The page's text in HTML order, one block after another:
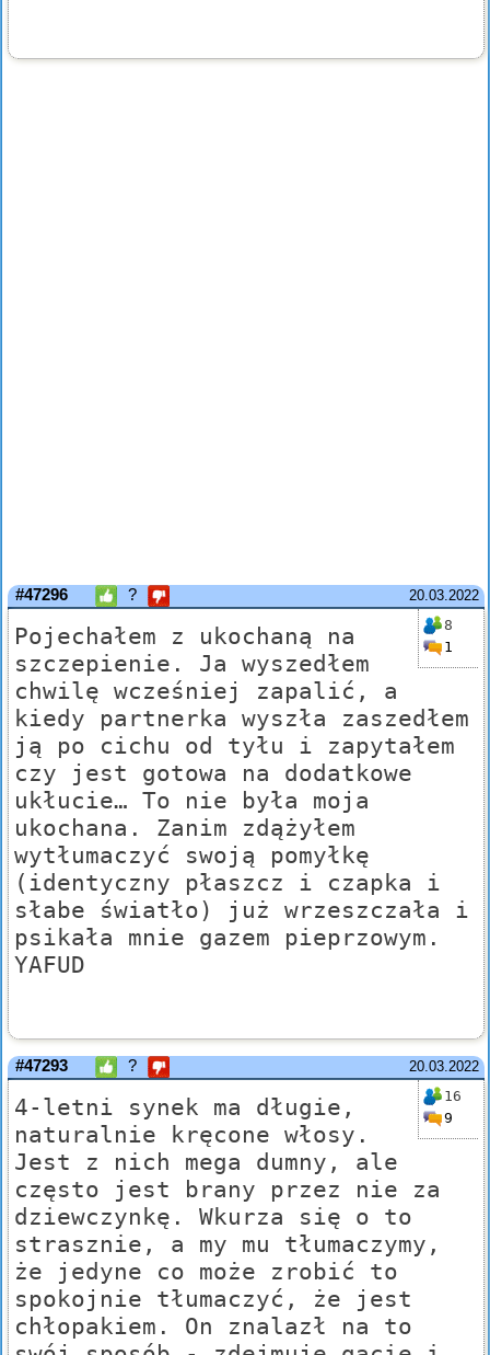
20.03.2022
#47296 ?
8
1
Pojechałem z ukochaną na
szczepienie. Ja wyszedłem
chwilę wcześniej zapalić, a
kiedy partnerka wyszła zaszedłem
ją po cichu od tyłu i zapytałem
czy jest gotowa na dodatkowe
ukłucie… To nie była moja
ukochana. Zanim zdążyłem
wytłumaczyć swoją pomyłkę
(identyczny płaszcz i czapka i
słabe światło) już wrzeszczała i
psikała mnie gazem pieprzowym.
YAFUD
20.03.2022
#47293 ?
16
9
4-letni synek ma długie,
naturalnie kręcone włosy.
Jest z nich mega dumny, ale
często jest brany przez nie za
dziewczynkę. Wkurza się o to
strasznie, a my mu tłumaczymy,
że jedyne co może zrobić to
spokojnie tłumaczyć, że jest
chłopakiem. On znalazł na to